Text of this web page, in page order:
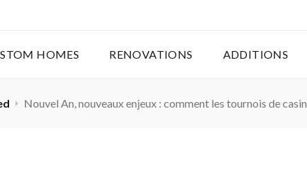
HOMES RENOVATIONS ADDITIONS
Nouvel An, nouveaux enjeux : comment les tournois de